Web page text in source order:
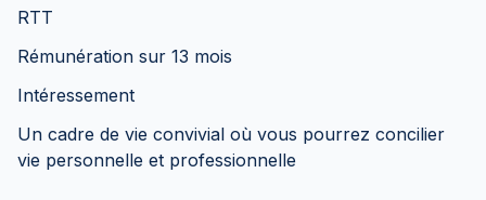
RTT
Rémunération sur 13 mois
Intéressement
Un cadre de vie convivial où vous pourrez concilier
vie personnelle et professionnelle